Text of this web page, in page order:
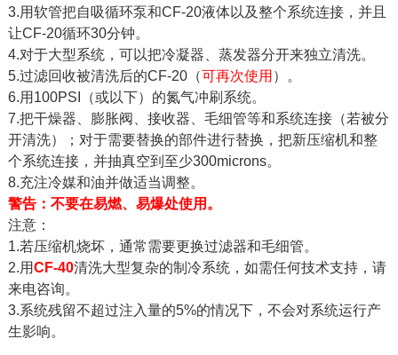
3.用软管把自吸循环泵和CF-20液体以及整个系统连接，并且
让CF-20循环30分钟。
4.对于大型系统，可以把冷凝器、蒸发器分开来独立清洗。
5.过滤回收被清洗后的CF-20（可再次使用 ）。
6.用100PSI（或以下）的氮气冲刷系统。
7.把干燥器、膨胀阀、接收器、毛细管等和系统连接（若被分
开清洗）；对于需要替换的部件进行替换，把新压缩机和整
个系统连接，并抽真空到至少300microns。
8.充注冷媒和油并做适当调整。
警告：不要在易燃、易爆处使用。
注意：
1.若压缩机烧坏，通常需要更换过滤器和毛细管。
2.用CF-40清洗大型复杂的制冷系统，如需任何技术支持，请
来电咨询。
3.系统残留不超过注入量的5%的情况下，不会对系统运行产
生影响。